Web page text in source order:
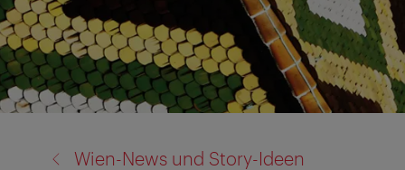
Wien-News und Story-Ideen